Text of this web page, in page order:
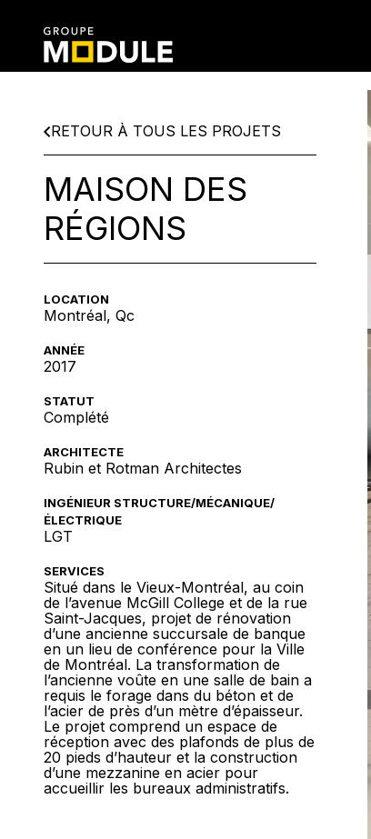
RETOUR À TOUS LES PROJETS
MAISON DES
RÉGIONS
LOCATION
Montréal, Qc
ANNÉE
2017
STATUT
Complété
ARCHITECTE
Rubin et Rotman Architectes
INGÉNIEUR STRUCTURE/MÉCANIQUE/
ÉLECTRIQUE
LGT
SERVICES
Situé dans le Vieux-Montréal, au coin
de l’avenue McGill College et de la rue
Saint-Jacques, projet de rénovation
d’une ancienne succursale de banque
en un lieu de conférence pour la Ville
de Montréal. La transformation de
l’ancienne voûte en une salle de bain a
requis le forage dans du béton et de
l’acier de près d’un mètre d’épaisseur.
Le projet comprend un espace de
réception avec des plafonds de plus de
20 pieds d’hauteur et la construction
d’une mezzanine en acier pour
accueillir les bureaux administratifs.